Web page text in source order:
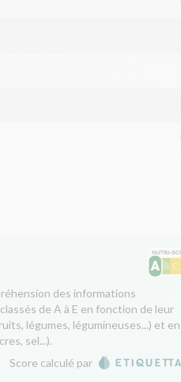
des informations
de A à E en fonction de leur
légumes, légumineuses...) et en
sel...).
Score calculé par